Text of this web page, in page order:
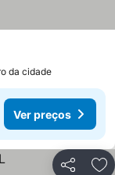
da cidade
Ver preços
Partilhar